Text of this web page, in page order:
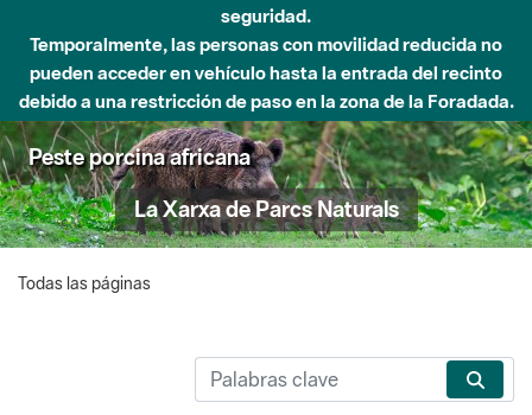
seguridad.
Temporalmente, las personas con movilidad reducida no
pueden acceder en vehículo hasta la entrada del recinto
debido a una restricción de paso en la zona de la Foradada.
Peste porcina africana
La Xarxa de Parcs Naturals
Todas las páginas